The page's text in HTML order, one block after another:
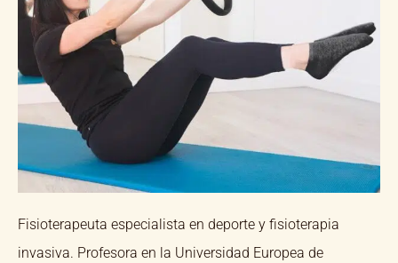
Fisioterapeuta especialista en deporte y fisioterapia
invasiva. Profesora en la Universidad Europea de